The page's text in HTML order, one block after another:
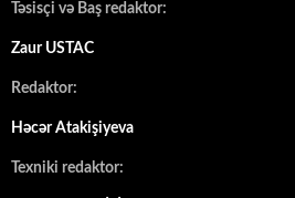
Təsisçi və Baş redaktor:
Zaur USTAC
Redaktor:
Həcər Atakişiyeva
Texniki redaktor: